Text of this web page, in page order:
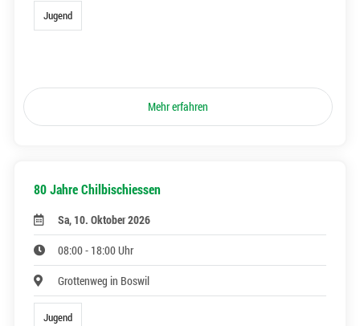
Jugend
Mehr erfahren
80 Jahre Chilbischiessen
Sa, 10. Oktober 2026
08:00 - 18:00 Uhr
Grottenweg in Boswil
Jugend